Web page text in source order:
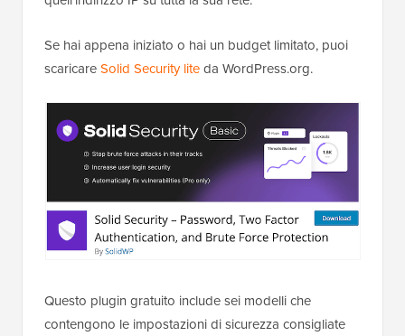
Se hai appena iniziato o hai un budget limitato, puoi
scaricareSolid Security liteda WordPress.org.
Questo plugin gratuito include sei modelli che
contengono le impostazioni di sicurezza consigliate